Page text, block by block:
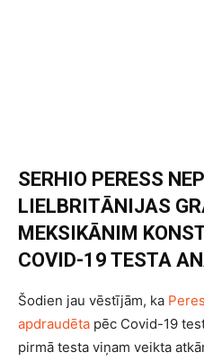
SERHIO PERESS
LIELBRITĀNIJAS
MEKSIKĀNIM
COVID-19 TESTA
Šodien jau vēstījām, ka
apdraudēta pēc Covid-19
pirmā testa viņam veikta